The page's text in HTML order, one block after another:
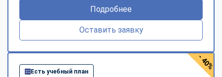
Подробнее
Оставить заявку
Есть учебный план
- 40%